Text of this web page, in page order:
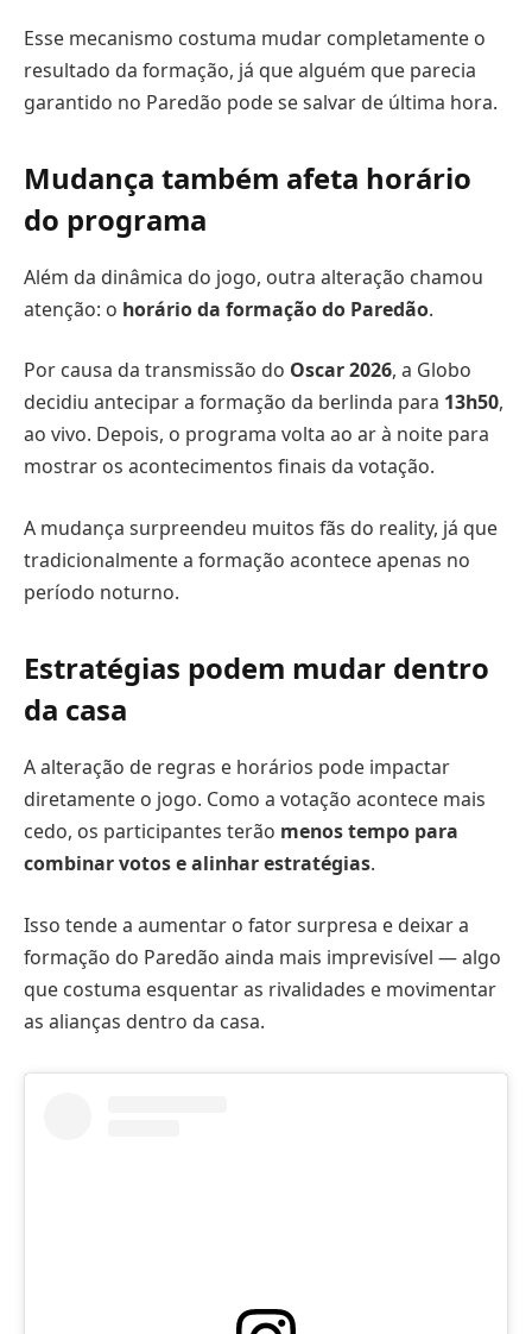
Esse mecanismo costuma mudar completamente o
resultado da formação, já que alguém que parecia
garantido no Paredão pode se salvar de última hora.
Mudança também afeta horário
do programa
Além da dinâmica do jogo, outra alteração chamou
atenção: o horário da formação do Paredão.
Por causa da transmissão do Oscar 2026, a Globo
decidiu antecipar a formação da berlinda para 13h50,
ao vivo. Depois, o programa volta ao ar à noite para
mostrar os acontecimentos finais da votação.
A mudança surpreendeu muitos fãs do reality, já que
tradicionalmente a formação acontece apenas no
período noturno.
Estratégias podem mudar dentro
da casa
A alteração de regras e horários pode impactar
diretamente o jogo. Como a votação acontece mais
cedo, os participantes terão menos tempo para
combinar votos e alinhar estratégias.
Isso tende a aumentar o fator surpresa e deixar a
formação do Paredão ainda mais imprevisível — algo
que costuma esquentar as rivalidades e movimentar
as alianças dentro da casa.